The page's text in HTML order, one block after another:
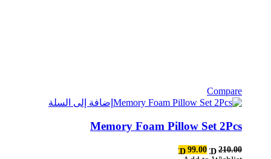
Compare
إضافة إلى السلة
Memory Foam Pillow Set 2Pcs
AED 210.00
السعر AED 99.00
السعر